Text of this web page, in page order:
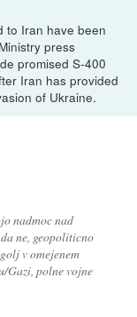
to Iran have been
press
promised S-400
Iran has provided
of Ukraine.
nadmoc nad
ne, geopoliticno
v omejenem
Gazi, polne vojne